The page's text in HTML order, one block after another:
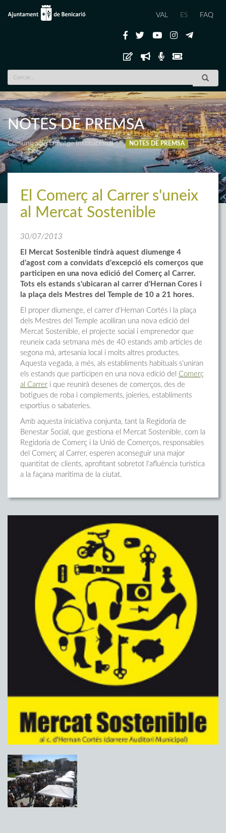
VAL ES FAQ
NOTES DE PREMSA
Comunicació i Imatge Institucional NOTES DE PREMSA
El Comerç al Carrer s'uneix
al Mercat Sostenible
30/07/2013
El Mercat Sostenible tindrà aquest diumenge 4
d'agost com a convidats d'excepció els comerços que
participen en una nova edició del Comerç al Carrer.
Tots els estands s'ubicaran al carrer d'Hernan Cores i
la plaça dels Mestres del Temple de 10 a 21 hores.
El proper diumenge, el carrer d'Hernan Cortés i la plaça
dels Mestres del Temple acolliran una nova edició del
Mercat Sostenible, el projecte social i emprenedor que
reuneix cada setmana més de 40 estands amb articles de
segona mà, artesania local i molts altres productes.
Aquesta vegada, a més, als establiments habituals s'uniran
els estands que participen en una nova edició del Comerç
al Carrer i que reunirà desenes de comerços, des de
botigues de roba i complements, joieries, establiments
esportius o sabateries.
Amb aquesta iniciativa conjunta, tant la Regidoria de
Benestar Social, que gestiona el Mercat Sostenible, com la
Regidoria de Comerç i la Unió de Comerços, responsables
del Comerç al Carrer, esperen aconseguir una major
quantitat de clients, aprofitant sobretot l'afluència turística
a la façana marítima de la ciutat.